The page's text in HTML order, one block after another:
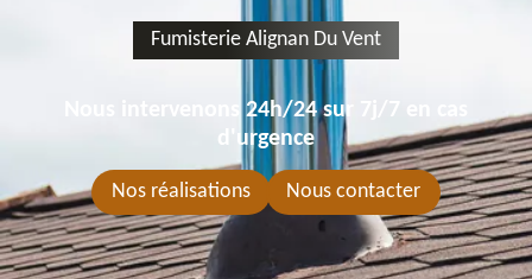
Fumisterie Alignan Du Vent
Nous intervenons 24h/24 sur 7j/7 en cas
d'urgence
Nos réalisations Nous contacter